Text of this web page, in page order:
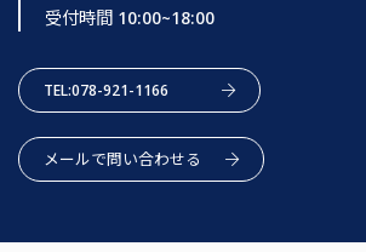
受付時間 10:00~18:00
TEL:078-921-1166
メールで問い合わせる